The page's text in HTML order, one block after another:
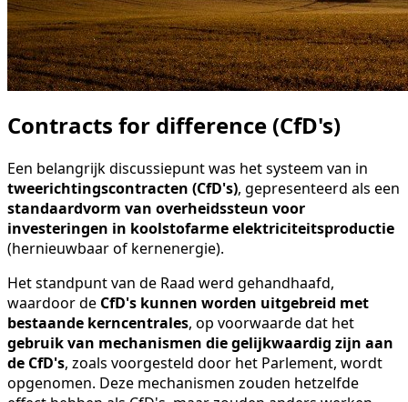
Contracts for difference (CfD's)
Een belangrijk discussiepunt was het systeem van in
tweerichtingscontracten (CfD's), gepresenteerd als een
standaardvorm van overheidssteun voor
investeringen in koolstofarme elektriciteitsproductie
(hernieuwbaar of kernenergie).
Het standpunt van de Raad werd gehandhaafd,
waardoor de CfD's kunnen worden uitgebreid met
bestaande kerncentrales, op voorwaarde dat het
gebruik van mechanismen die gelijkwaardig zijn aan
de CfD's, zoals voorgesteld door het Parlement, wordt
opgenomen. Deze mechanismen zouden hetzelfde